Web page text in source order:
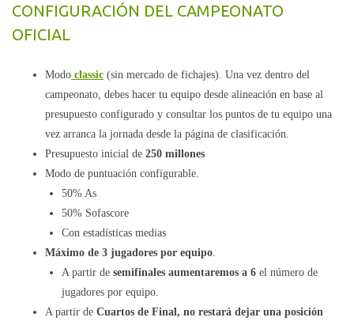
CONFIGURACIÓN DEL CAMPEONATO
OFICIAL
Modo classic (sin mercado de fichajes). Una vez dentro del
campeonato, debes hacer tu equipo desde alineación en base al
presupuesto configurado y consultar los puntos de tu equipo una
vez arranca la jornada desde la página de clasificación.
Presupuesto inicial de 250 millones
Modo de puntuación configurable.
50% As
50% Sofascore
Con estadísticas medias
Máximo de 3 jugadores por equipo
A partir de semifinales aumentaremos a 6 el número de
jugadores por equipo.
A partir de Cuartos de Final, no restará dejar una posición